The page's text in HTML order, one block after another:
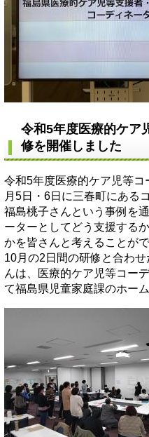
令和5年度医療的ケア
修を開催しました
令和5年度医療的ケア児等
月5日・6日に三春町にある
福島桃子さんという事例を
ーターとしてどう支援する
かを皆さんと考えることがで
10月の2日間の研修と合わ
んは、医療的ケア児等コー
て福島県児童家庭課のホー